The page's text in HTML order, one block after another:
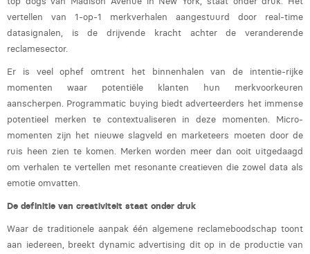
Jonas Geiregat
Justine Cremer
Laura Rooseleer
Laura Verhelst
Lena Pignoloni
Leonard Dierickx
Linda Kraim
Lisa Protin
Lore Fierens
vertellen van 1-op-1 merkverhalen aangestuurd door real-time
datasignalen, is de drijvende kracht achter de veranderende
reclamesector.
Er is veel ophef omtrent het binnenhalen van de intentie-rijke
momenten waar potentiële klanten hun merkvoorkeuren
aanscherpen. Programmatic buying biedt adverteerders het immense
potentieel merken te contextualiseren in deze momenten. Micro-
momenten zijn het nieuwe slagveld en marketeers moeten door de
ruis heen zien te komen. Merken worden meer dan ooit uitgedaagd
om verhalen te vertellen met resonante creatieven die zowel data als
emotie omvatten.
De definitie van creativiteit staat onder druk
Waar de traditionele aanpak één algemene reclameboodschap toont
aan iedereen, breekt dynamic advertising dit op in de productie van